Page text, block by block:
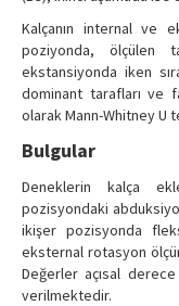
Kalçanın internal ve
poziyonda, ölçülen
ekstansiyonda iken
dominant tarafları ve
olarak Mann-Whitney U
Bulgular
Deneklerin kalça
pozisyondaki
ikişer pozisyonda
eksternal rotasyon
Değerler açısal
verilmektedir.